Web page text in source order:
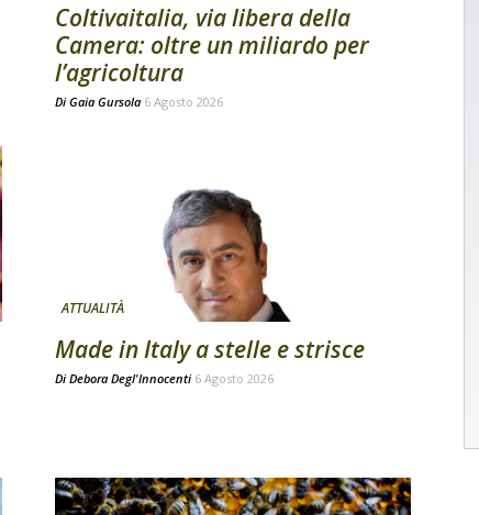
Coltivaitalia, via libera della
Camera: oltre un miliardo per
l’agricoltura
Di Gaia Gursola 6 Agosto 2026
ATTUALITÀ
Made in Italy a stelle e strisce
Di Debora Degl'Innocenti 6 Agosto 2026